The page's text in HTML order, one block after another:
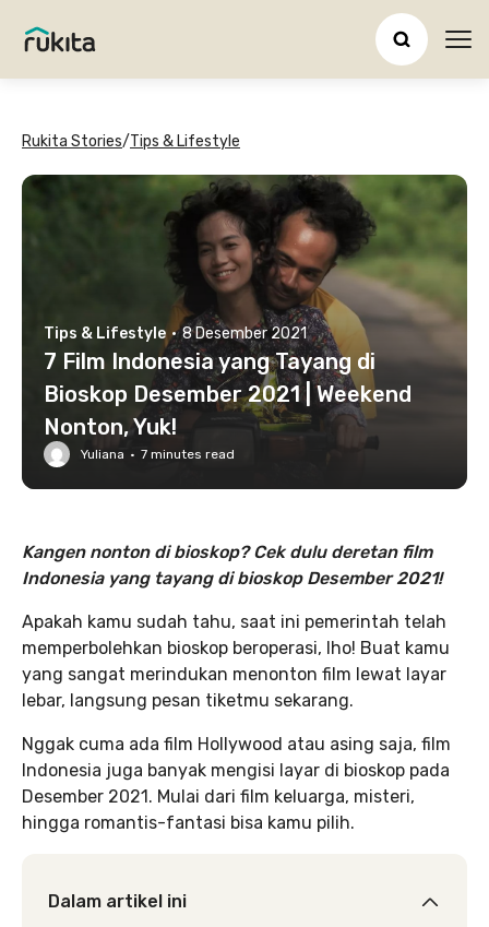
Rukita Stories/Tips & Lifestyle
Tips & Lifestyle · 8 Desember 2021
7 Film Indonesia yang Tayang di
Bioskop Desember 2021 | Weekend
Nonton, Yuk!
Yuliana · 7 minutes read
Kangen nonton di bioskop? Cek dulu deretan film
Indonesia yang tayang di bioskop Desember 2021!
Apakah kamu sudah tahu, saat ini pemerintah telah
memperbolehkan bioskop beroperasi, lho! Buat kamu
yang sangat merindukan menonton film lewat layar
lebar, langsung pesan tiketmu sekarang.
Nggak cuma ada film Hollywood atau asing saja, film
Indonesia juga banyak mengisi layar di bioskop pada
Desember 2021. Mulai dari film keluarga, misteri,
hingga romantis-fantasi bisa kamu pilih.
Dalam artikel ini